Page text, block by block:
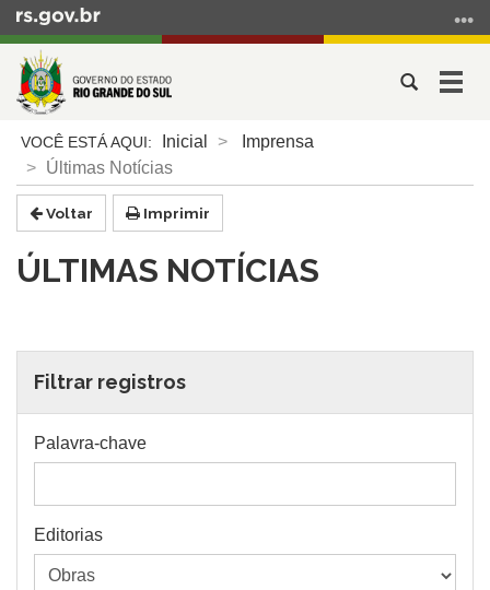
para
conteúdo
para
menu
para
Abrir
conteúdo
Inicial
Imprensa
Últimas Notícias
Voltar Imprimir
ÚLTIMAS NOTÍCIAS
Filtrar registros
Palavra-chave
Editorias